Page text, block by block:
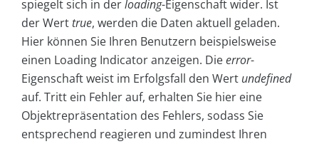
spiegelt sich in derloading-Eigenschaft wider. Ist
der Werttrue, werden die Daten aktuell geladen.
Hier können Sie Ihren Benutzern beispielsweise
einen Loading Indicator anzeigen. Dieerror-
Eigenschaft weist im Erfolgsfall den Wert undefined
auf. Tritt ein Fehler auf, erhalten Sie hier eine
Objektrepräsentation des Fehlers, sodass Sie
entsprechend reagieren und zumindest Ihren